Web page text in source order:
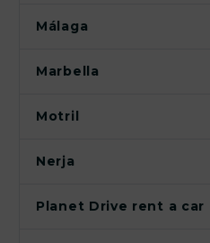
Málaga
Marbella
Motril
Nerja
Planet Drive rent a car